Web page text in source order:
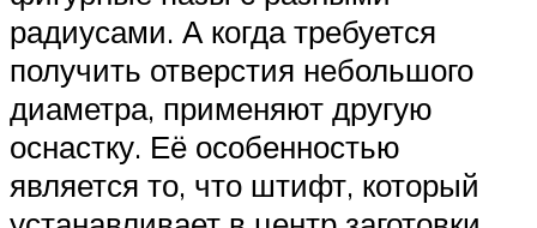
радиусами. А когда требуется
получить отверстия небольшого
диаметра, применяют другую
оснастку. Её особенностью
является то, что штифт, который